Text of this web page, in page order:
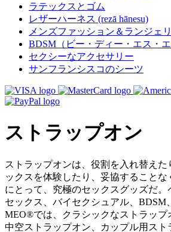
ラテックスとゴム
レザーハーネス (rezā hānesu)
メンズファッション＆ランジェ
BDSM（ビー・ディー・エス・
セクシーなアクセサリー
サンフランシスコのシーツ
ストラップオン
ストラップオンは、役割を入れ替え
ックスを体験したり、妥協することな
にとって、究極のセックスグッズだ
セックス、バイセクシュアル、BDSM
MEO®では、クラシックなストラップ
中空ストラップオン、カップル用ス